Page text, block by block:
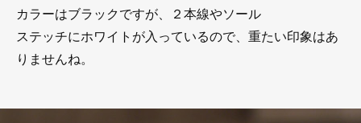
カラーはブラックですが、２本線やソール
ステッチにホワイトが入っているので、重たい印象はあ
りませんね。